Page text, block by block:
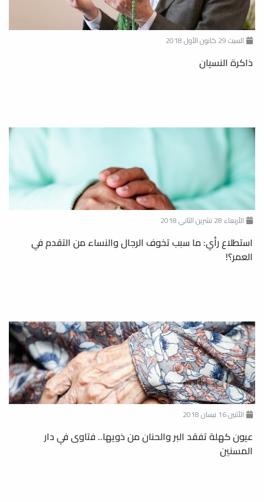
السبت 29 كانون الأول 2018
ذاكرة النسيان
الأربعاء 28 تشرين الثاني 2018
استطلاع رأي: ما سبب تخوف الرجال والنساء من التقدم في
العمر؟!
الأثنين 16 نيسان 2018
عيون كهلة تفقد البر والحنان من ذويها.. فتاوى في دار
المسنين